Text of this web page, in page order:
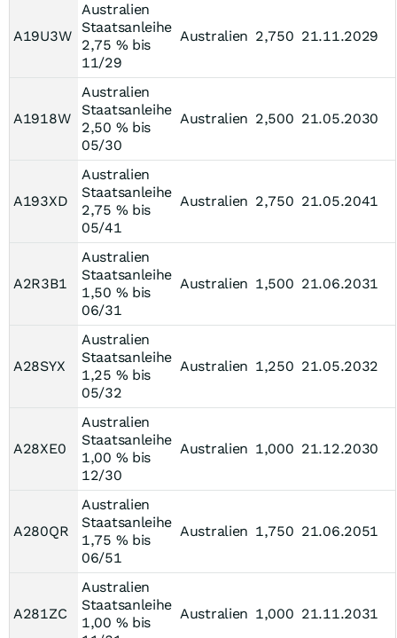
A19U3W
Australien
Staatsanleihe
2,75 % bis
11/29
Australien 2,750 21.11.2029
A1918W
Australien
Staatsanleihe
2,50 % bis
05/30
Australien 2,500 21.05.2030
A193XD
Australien
Staatsanleihe
2,75 % bis
05/41
Australien 2,750 21.05.2041
A2R3B1
Australien
Staatsanleihe
1,50 % bis
06/31
Australien 1,500 21.06.2031
A28SYX
Australien
Staatsanleihe
1,25 % bis
05/32
Australien 1,250 21.05.2032
A28XE0
Australien
Staatsanleihe
1,00 % bis
12/30
Australien 1,000 21.12.2030
A280QR
Australien
Staatsanleihe
1,75 % bis
06/51
Australien 1,750 21.06.2051
A281ZC
Australien
Staatsanleihe
1,00 % bis
Australien 1,000 21.11.2031